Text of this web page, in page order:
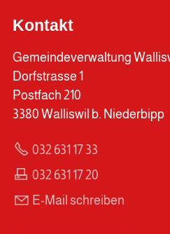
Kontakt
Gemeindeverwaltung
Dorfstrasse 1
Postfach 210
3380 Walliswil b. Niederbipp
032 631 17 33
032 631 17 20
E-Mail schreiben